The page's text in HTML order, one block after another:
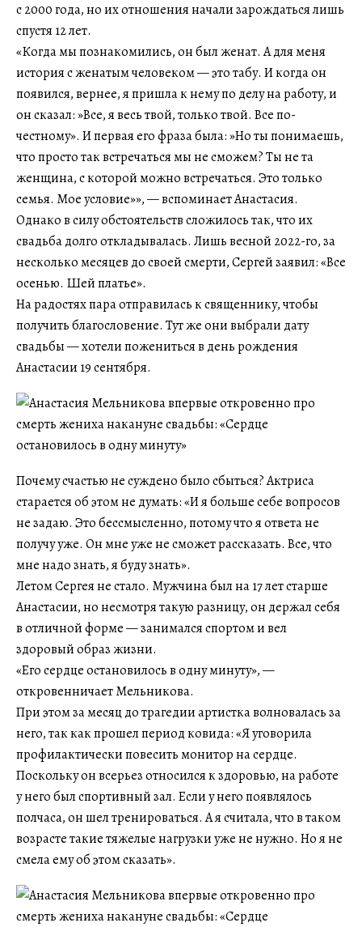
с 2000 года, но их отношения начали зарождаться лишь
спустя 12 лет.
«Когда мы познакомились, он был женат. А для меня
история с женатым человеком — это табу. И когда он
появился, вернее, я пришла к нему по делу на работу, и
он сказал: »Все, я весь твой, только твой. Все по-
честному». И первая его фраза была: »Но ты понимаешь,
что просто так встречаться мы не сможем? Ты не та
женщина, с которой можно встречаться. Это только
семья. Мое условие»», — вспоминает Анастасия.
Однако в силу обстоятельств сложилось так, что их
свадьба долго откладывалась. Лишь весной 2022-го, за
несколько месяцев до своей смерти, Сергей заявил: «Все
осенью. Шей платье».
На радостях пара отправилась к священнику, чтобы
получить благословение. Тут же они выбрали дату
свадьбы — хотели пожениться в день рождения
Анастасии 19 сентября.
Почему счастью не суждено было сбыться? Актриса
старается об этом не думать: «И я больше себе вопросов
не задаю. Это бессмысленно, потому что я ответа не
получу уже. Он мне уже не сможет рассказать. Все, что
мне надо знать, я буду знать».
Летом Сергея не стало. Мужчина был на 17 лет старше
Анастасии, но несмотря такую разницу, он держал себя
в отличной форме — занимался спортом и вел
здоровый образ жизни.
«Его сердце остановилось в одну минуту», —
откровенничает Мельникова.
При этом за месяц до трагедии артистка волновалась за
него, так как прошел период ковида: «Я уговорила
профилактически повесить монитор на сердце.
Поскольку он всерьез относился к здоровью, на работе
у него был спортивный зал. Если у него появлялось
полчаса, он шел тренироваться. А я считала, что в таком
возрасте такие тяжелые нагрузки уже не нужно. Но я не
смела ему об этом сказать».